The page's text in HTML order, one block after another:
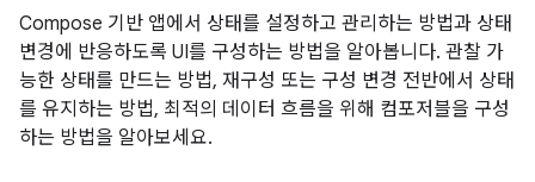
Compose 기반 앱에서 상태를 설정하고 관리하는 방법과 상태
변경에 반응하도록 UI를 구성하는 방법을 알아봅니다. 관찰 가
능한 상태를 만드는 방법, 재구성 또는 구성 변경 전반에서 상태
를 유지하는 방법, 최적의 데이터 흐름을 위해 컴포저블을 구성
하는 방법을 알아보세요.